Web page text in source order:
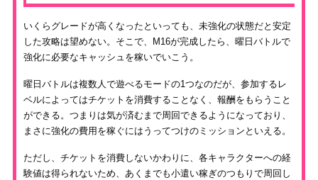
いくらグレードが高くなったといっても、未強化の状態だと安定
した攻略は望めない。そこで、M16が完成したら、曜日バトルで
強化に必要なキャッシュを稼いでいこう。
曜日バトルは複数人で遊べるモードの1つなのだが、参加するレ
ベルによってはチケットを消費することなく、報酬をもらうこと
ができる。つまりは気が済むまで周回できるようになっており、
まさに強化の費用を稼ぐにはうってつけのミッションといえる。
ただし、チケットを消費しないかわりに、各キャラクターへの経
験値は得られないため、あくまでも小遣い稼ぎのつもりで周回し